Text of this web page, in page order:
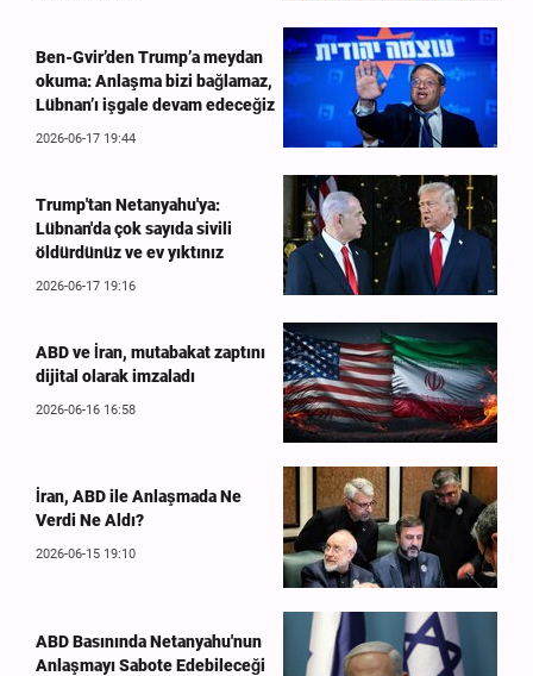
Ben-Gvir’den Trump’a meydan
okuma: Anlaşma bizi bağlamaz,
Lübnan’ı işgale devam edeceğiz
2026-06-17 19:44
Trump'tan Netanyahu'ya:
Lübnan'da çok sayıda sivili
öldürdünüz ve ev yıktınız
2026-06-17 19:16
ABD ve İran, mutabakat zaptını
dijital olarak imzaladı
2026-06-16 16:58
İran, ABD ile Anlaşmada Ne
Verdi Ne Aldı?
2026-06-15 19:10
ABD Basınında Netanyahu'nun
Anlaşmayı Sabote Edebileceği